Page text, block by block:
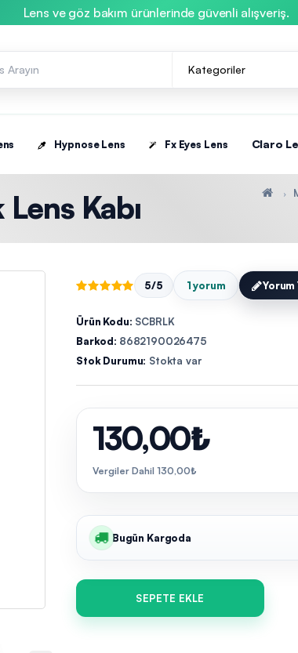
Lens ve göz bakım ürünlerinde güvenli alışveriş.
Hypnose Lens Fx Eyes Lens Claro
Kabı
5/5 1 yorum Yorum
Ürün Kodu: SCBRLK
Barkod: 8682190026475
Stok Durumu: Stokta var
130,00₺
Vergiler Dahil 130,00₺
Bugün Kargoda
SEPETE EKLE